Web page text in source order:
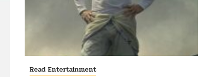
Read Entertainment